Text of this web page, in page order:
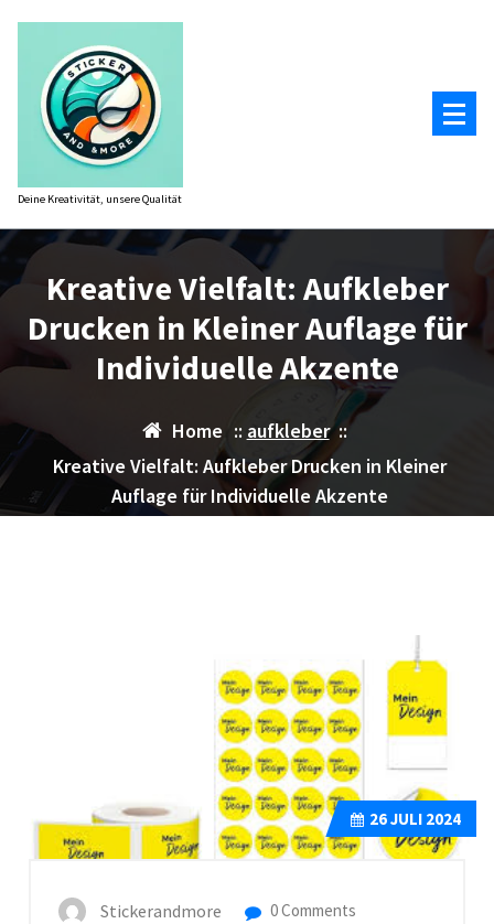
springen
Deine Kreativität, unsere Qualität
Kreative Vielfalt: Aufkleber
Drucken in Kleiner Auflage für
Individuelle Akzente
Home :: aufkleber::
Kreative Vielfalt: Aufkleber Drucken in Kleiner
Auflage für Individuelle Akzente
26JULI 2024
Stickerandmore 0 Comments